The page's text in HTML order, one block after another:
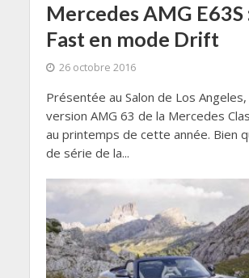
Mercedes AMG E63S
Fast en mode Drift
26 octobre 2016
Présentée au Salon de Los Angeles,
version AMG 63 de la Mercedes
au printemps de cette année. Bien
de série de la...